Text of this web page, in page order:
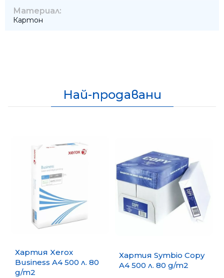
Материал:
Картон
Най-продавани
Хартия Xerox
Business A4 500 л. 80
g/m2
Хартия Symbio Copy
A4 500 л. 80 g/m2